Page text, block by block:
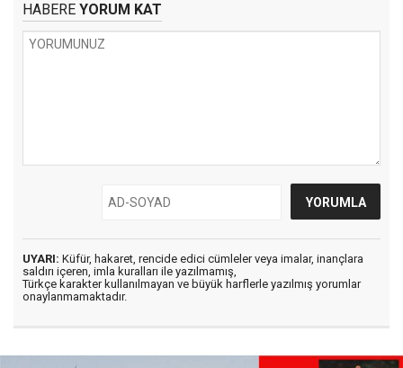
HABERE YORUM KAT
UYARI: Küfür, hakaret, rencide edici cümleler veya imalar, inançlara
saldırı içeren, imla kuralları ile yazılmamış,
Türkçe karakter kullanılmayan ve büyük harflerle yazılmış yorumlar
onaylanmamaktadır.